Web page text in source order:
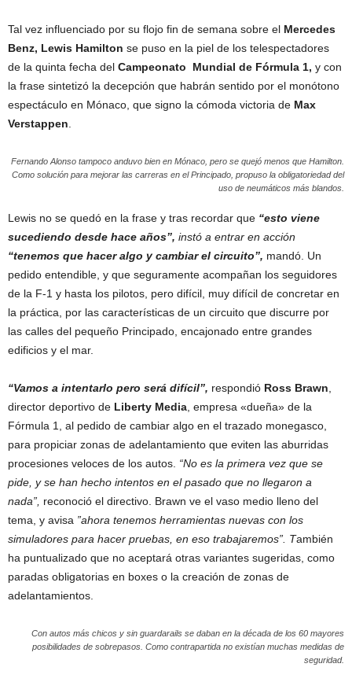
Tal vez influenciado por su flojo fin de semana sobre el Mercedes
Benz, Lewis Hamilton se puso en la piel de los telespectadores
de la quinta fecha del Campeonato Mundial de Fórmula 1, y con
la frase sintetizó la decepción que habrán sentido por el monótono
espectáculo en Mónaco, que signo la cómoda victoria de Max
Verstappen
Fernando Alonso tampoco anduvo bien en Mónaco, pero se quejó menos que Hamilton.
Como solución para mejorar las carreras en el Principado, propuso la obligatoriedad del
uso de neumáticos más blandos.
Lewis no se quedó en la frase y tras recordar que “esto viene
sucediendo desde hace años”, instó a entrar en acción
“tenemos que hacer algo y cambiar el circuito”, mandó. Un
pedido entendible, y que seguramente acompañan los seguidores
de la F-1 y hasta los pilotos, pero difícil, muy difícil de concretar en
la práctica, por las características de un circuito que discurre por
las calles del pequeño Principado, encajonado entre grandes
edificios y el mar.
“Vamos a intentarlo pero será difícil”, respondió Ross Brawn
director deportivo de Liberty Media , empresa «dueña» de la
Fórmula 1, al pedido de cambiar algo en el trazado monegasco,
para propiciar zonas de adelantamiento que eviten las aburridas
procesiones veloces de los autos. “No es la primera vez que se
pide, y se han hecho intentos en el pasado que no llegaron a
nada”, reconoció el directivo. Brawn ve el vaso medio lleno del
tema, y avisa ”ahora tenemos herramientas nuevas con los
simuladores para hacer pruebas, en eso trabajaremos”. También
ha puntualizado que no aceptará otras variantes sugeridas, como
paradas obligatorias en boxes o la creación de zonas de
adelantamientos.
Con autos más chicos y sin guardarails se daban en la década de los 60 mayores
posibilidades de sobrepasos. Como contrapartida no existían muchas medidas de
seguridad.